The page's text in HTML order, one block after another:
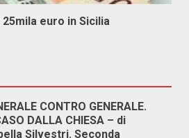
euro in Sicilia
CONTRO GENERALE.
DALLA CHIESA – di
Silvestri. Seconda